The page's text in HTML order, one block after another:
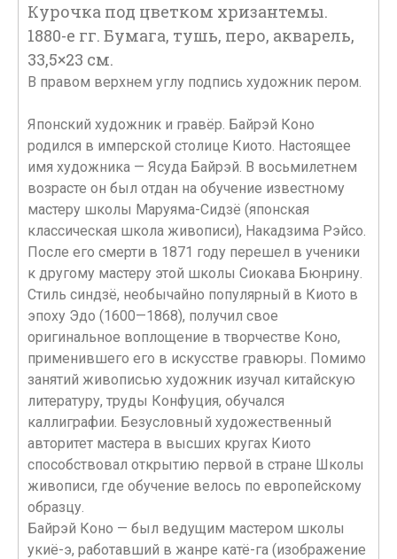
Курочка под цветком хризантемы.
1880-е гг. Бумага, тушь, перо, акварель,
33,5×23 см.
В правом верхнем углу подпись художник пером.
Японский художник и гравёр. Байрэй Коно
родился в имперской столице Киото. Настоящее
имя художника — Ясуда Байрэй. В восьмилетнем
возрасте он был отдан на обучение известному
мастеру школы Маруяма-Сидзё (японская
классическая школа живописи), Накадзима Рэйсо.
После его смерти в 1871 году перешел в ученики
к другому мастеру этой школы Сиокава Бюнрину.
Стиль синдзё, необычайно популярный в Киото в
эпоху Эдо (1600—1868), получил свое
оригинальное воплощение в творчестве Коно,
применившего его в искусстве гравюры. Помимо
занятий живописью художник изучал китайскую
литературу, труды Конфуция, обучался
каллиграфии. Безусловный художественный
авторитет мастера в высших кругах Киото
способствовал открытию первой в стране Школы
живописи, где обучение велось по европейскому
образцу.
Байрэй Коно — был ведущим мастером школы
укиё-э, работавший в жанре катё-га (изображение